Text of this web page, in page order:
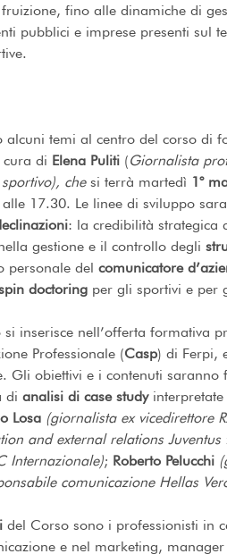
fino alle dinamiche di
pubblici e imprese presenti sul
alcuni temi al centro del corso di
cura di Elena Puliti (Giornalista
che si terrà martedì 1°
17.30. Le linee di sviluppo
: la credibilità strategica
gestione e il controllo degli
personale del comunicatore
doctoring per gli sportivi e per
si inserisce nell’offerta formativa
Professionale (Casp) di Ferpi,
Gli obiettivi e i contenuti
di analisi di case studyinterpretate
Losa (giornalista ex vicedirettore
and external relations
Internazionale); Roberto Pelucchi
comunicazione Hellas
del Corso sono i professionisti in
e nel marketing,